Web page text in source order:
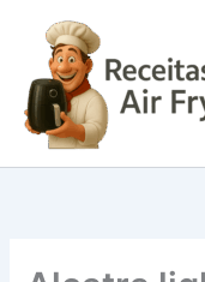
conteúdo